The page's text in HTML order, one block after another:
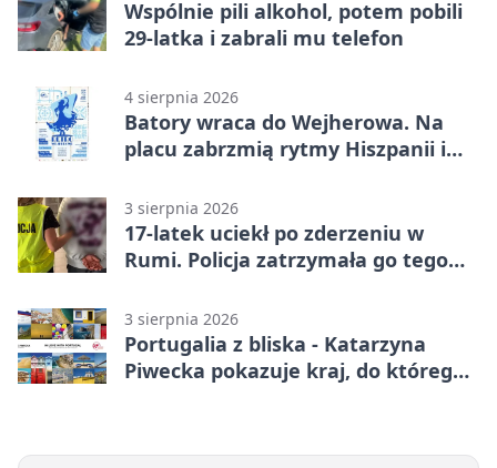
Wspólnie pili alkohol, potem pobili
29-latka i zabrali mu telefon
4 sierpnia 2026
Batory wraca do Wejherowa. Na
placu zabrzmią rytmy Hiszpanii i
3 sierpnia 2026
17-latek uciekł po zderzeniu w
Rumi. Policja zatrzymała go tego
3 sierpnia 2026
Portugalia z bliska - Katarzyna
Piwecka pokazuje kraj, do którego